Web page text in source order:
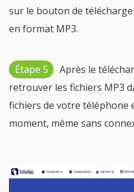
sur le bouton de
en format MP3.
Étape 5
Après le
retrouver les fichiers MP3
fichiers de votre téléphone
moment, même sans